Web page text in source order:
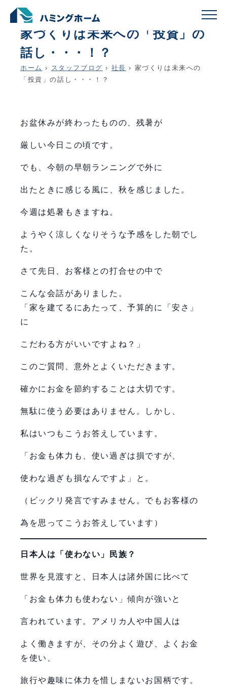
schedule
家づくりは未来への「投資」の
話し・・・！？
ホーム › スタッフブログ › 社長 › 家づくりは未来への
「投資」の話し・・・！？
お盆休みが終わったものの、残暑が
厳しい今日この頃です。
でも、今朝の早朝ランニングで外に
出たときに感じる風に、秋を感じました。
今週は処暑もきますね。
ようやく涼しくなりそうな予感をした朝でし
た。
さて先日、お客様との打合せの中で
こんな会話がありました。
「家を建てるにあたって、予算的に「安さ」
に
こだわる方がいいですよね？」
このご質問、意外とよくいただきます。
確かにお金を節約することは大切です。
無駄に使う必要はありません。しかし、
私はいつもこうお答えしています。
「お金も体力も、使い過ぎは損ですが、
使わな過ぎも損なんですよ」と。
（ビックリ発言ですみません。でもお客様の
為を思ってこうお答えしています）
日本人は「使わない」民族？
世界を見渡すと、日本人は諸外国に比べて
「お金も体力も使わない」傾向が強いと
言われています。アメリカ人や中国人は
よく働きますが、その分よく遊び、よくお金
を使い、
旅行や趣味に体力を惜しまないお国柄です。